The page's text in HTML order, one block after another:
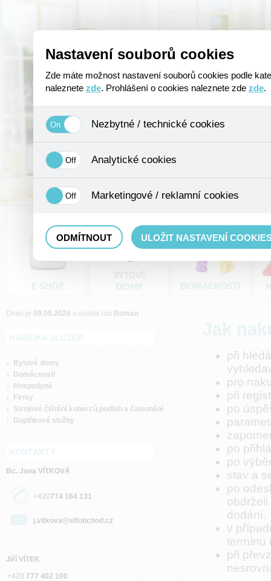
O nás
Dnes je 09.08.2026 a svátek má Roman
Bytové domy
Domácnosti
Hospodyně
Firmy
Strojové čištění koberců,podlah a čalounění
Doplňkové služby
Bc. Jana VÍTKOVÁ
+420774 164 131
j.vitkova@elfobchod.cz
Jiří VÍTEK
+420 777 402 100
při
pro
při
po
po
po
stav a
po
dodání.
v
termínu
při
Nastavení souborů cookies
Zde máte možnost nastavení souborů cookies podle
naleznete zde. Prohlášení o cookies naleznete zde zde.
Nezbytné / technické cookies
ukládání produktů v nákupním košíku, ovládání filtrů a také
možné jej ani odebrat.
Analytické cookies
údaje, protože anonymizované cookies nelze přiřadit konkrétnímu
Marketingové / reklamní cookies
ODMÍTNOUT ULOŽIT NASTAVENÍ